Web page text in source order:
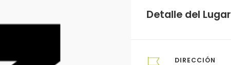
Detalle del Lugar
DIRECCIÓN